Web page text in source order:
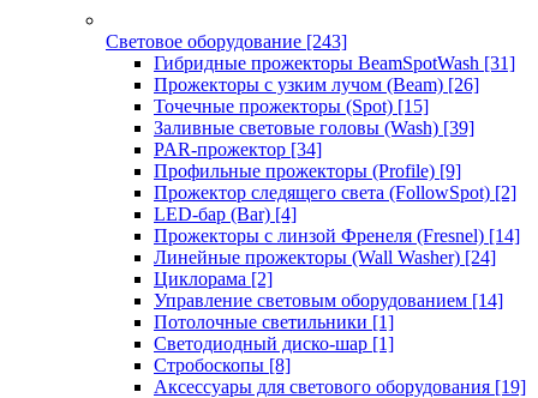
Световое оборудование [243]
Гибридные прожекторы BeamSpotWash [31]
Прожекторы с узким лучом (Beam) [26]
Точечные прожекторы (Spot) [15]
Заливные световые головы (Wash) [39]
PAR-прожектор [34]
Профильные прожекторы (Profile) [9]
Прожектор следящего света (FollowSpot) [2]
LED-бар (Bar) [4]
Прожекторы с линзой Френеля (Fresnel) [14]
Линейные прожекторы (Wall Washer) [24]
Циклорама [2]
Управление световым оборудованием [14]
Потолочные светильники [1]
Светодиодный диско-шар [1]
Стробоскопы [8]
Аксессуары для светового оборудования [19]